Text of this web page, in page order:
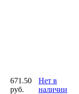
671.50
руб.
Нет в
наличии